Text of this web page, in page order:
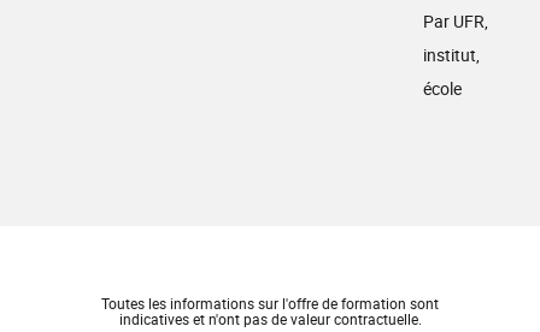
Par UFR,
institut,
école
Toutes les informations sur l'offre de formation sont
indicatives et n'ont pas de valeur contractuelle.